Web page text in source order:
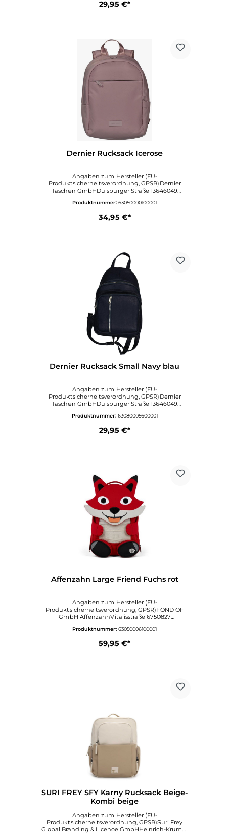
29,95 €*
Dernier Rucksack Icerose
Angaben zum Hersteller (EU-
Produktsicherheitsverordnung, GPSR)Dernier
Taschen GmbHDuisburger Straße 13646049
ier.de
Produktnummer: 63050000100001
34,95 €*
Dernier Rucksack Small Navy blau
Angaben zum Hersteller (EU-
Produktsicherheitsverordnung, GPSR)Dernier
Taschen GmbHDuisburger Straße 13646049
ier.de
Produktnummer: 63080005600001
29,95 €*
Affenzahn Large Friend Fuchs rot
Angaben zum Hersteller (EU-
Produktsicherheitsverordnung, GPSR)FOND OF
GmbH AffenzahnVitalisstraße 6750827
verantwortlichen Person (EU-
GPSR)VertriebVitalisstraße 6750827
Produktnummer: 63050006100001
59,95 €*
SURI FREY SFY Karny Rucksack Beige-
Kombi beige
Angaben zum Hersteller (EU-
Produktsicherheitsverordnung, GPSR)Suri Frey
Global Branding & Licence GmbHHeinrich-Krumm